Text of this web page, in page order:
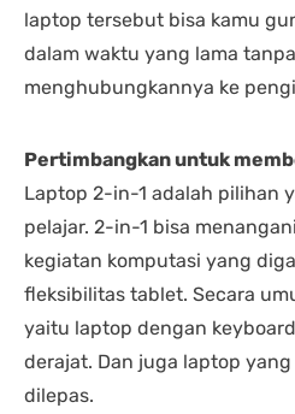
laptop tersebut bisa kamu
dalam waktu yang lama
menghubungkannya ke
Pertimbangkan untuk
Laptop 2-in-1 adalah pilihan
pelajar. 2-in-1 bisa
kegiatan komputasi yang
fleksibilitas tablet. Secara
yaitu laptop dengan
derajat. Dan juga laptop
dilepas.